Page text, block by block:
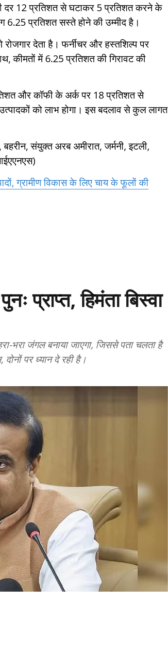
दर 12 प्रतिशत से घटाकर 5 प्रतिशत करने के
प्रतिशत सस्ते होने की उम्मीद है।
देता है। फर्नीचर और हस्तशिल्प पर
कीमतों में 6.25 प्रतिशत की गिरावट की
और कॉफी के अर्क पर 18 प्रतिशत से
को लाभ होगा। इस बदलाव से कुल लागत
बहरीन, संयुक्त अरब अमीरात, जर्मनी, इटली,
ग्रामीण विकास के लिए चाय के फूलों की
प्राप्त, हिमंता बिस्वा
भरा जंगल बनाया जाएगा, जिससे पता चलता है
पर ध्यान दे रही है।